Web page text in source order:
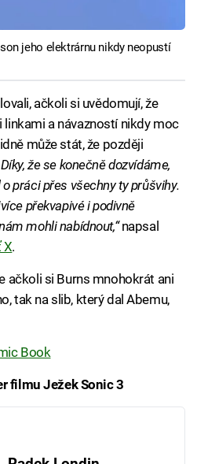
jeho elektrárnu nikdy neopustí
ačkoli si uvědomují, že
a návazností nikdy moc
může stát, že později
že se konečně dozvídáme,
práci přes všechny ty průšvihy.
překvapivé i podivně
mohli nabídnout,“napsal
X.
ačkoli si Burns mnohokrát ani
tak na slib, který dal Abemu,
Book
filmu Ježek Sonic 3